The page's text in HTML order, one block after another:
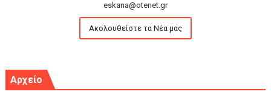
eskana@otenet.gr
Ακολουθείστε τα Νέα μας
Αρχείο